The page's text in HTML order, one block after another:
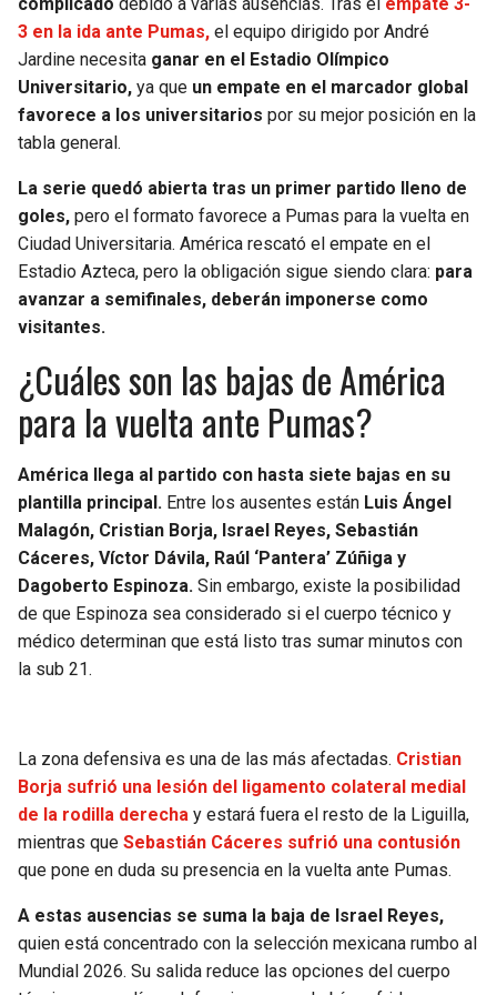
SEAHAWKS
LIONS
PACKERS
VIKINGS
FALCONS
PANTHERS
BUCCANEERS
PELICANS
NUGGETS
TIMBERWOLVES
THUNDER
TRAIL BLAZERS
JAZZ
complicado debido a varias ausencias. Tras el empate 3-
3 en la ida ante Pumas, el equipo dirigido por André
Jardine necesita ganar en el Estadio Olímpico
Universitario, ya que un empate en el marcador global
favorece a los universitarios por su mejor posición en la
tabla general.
La serie quedó abierta tras un primer partido lleno de
goles, pero el formato favorece a Pumas para la vuelta en
Ciudad Universitaria. América rescató el empate en el
Estadio Azteca, pero la obligación sigue siendo clara: para
avanzar a semifinales, deberán imponerse como
visitantes.
¿Cuáles son las bajas de América
para la vuelta ante Pumas?
América llega al partido con hasta siete bajas en su
plantilla principal. Entre los ausentes están Luis Ángel
Malagón, Cristian Borja, Israel Reyes, Sebastián
Cáceres, Víctor Dávila, Raúl ‘Pantera’ Zúñiga y
Dagoberto Espinoza. Sin embargo, existe la posibilidad
de que Espinoza sea considerado si el cuerpo técnico y
médico determinan que está listo tras sumar minutos con
la sub 21.
La zona defensiva es una de las más afectadas. Cristian
Borja sufrió una lesión del ligamento colateral medial
de la rodilla derecha y estará fuera el resto de la Liguilla,
mientras que Sebastián Cáceres sufrió una contusión
que pone en duda su presencia en la vuelta ante Pumas.
A estas ausencias se suma la baja de Israel Reyes,
quien está concentrado con la selección mexicana rumbo al
Mundial 2026. Su salida reduce las opciones del cuerpo